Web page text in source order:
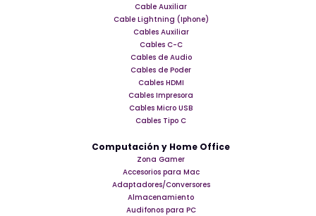
Cable Auxiliar
Cable Lightning (Iphone)
Cables Auxiliar
Cables C-C
Cables de Audio
Cables de Poder
Cables HDMI
Cables Impresora
Cables Micro USB
Cables Tipo C
Computación y Home Office
Zona Gamer
Accesorios para Mac
Adaptadores/Conversores
Almacenamiento
Audifonos para PC